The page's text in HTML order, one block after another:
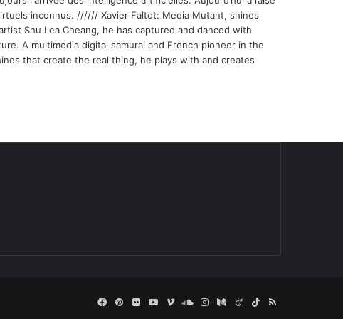
inconnus. ////// Xavier Faltot: Media Mutant, shines
Shu Lea Cheang, he has captured and danced with
A multimedia digital samurai and French pioneer in the
that create the real thing, he plays with and creates
Facebook
Pinterest
FlickrYouTube
VimeoSoundCloud
Instagram
Medium
ViadeoTikTok